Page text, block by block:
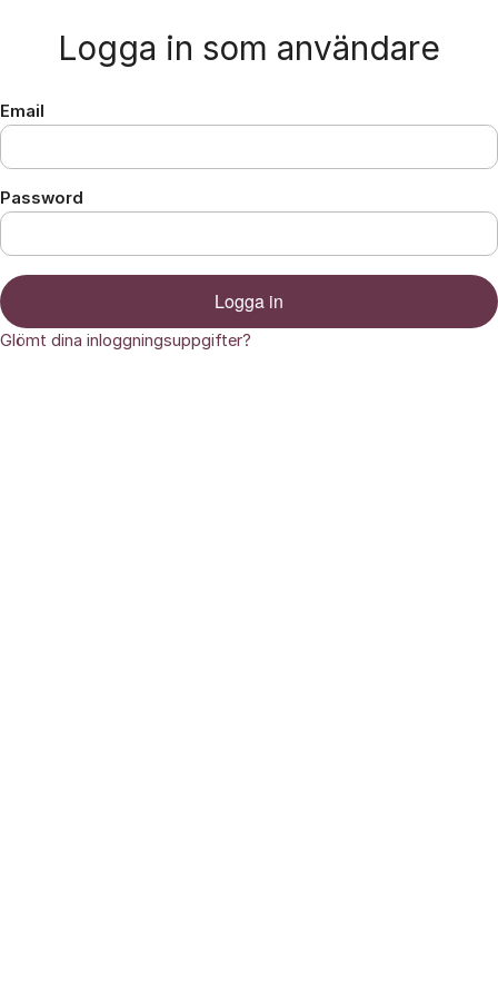
Logga in som användare
Email
Password
Logga in
Glömt dina inloggningsuppgifter?